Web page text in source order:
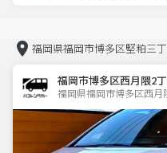
福岡県福岡市博多区堅粕三
福岡市博多区西月隈2
福岡県福岡市博多区西月